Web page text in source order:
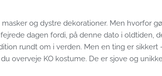
og dystre dekorationer. Men hvorfor
dagen fordi, på denne dato i oldtiden,
rundt om i verden. Men en ting er sikkert
overveje KO kostume. De er sjove og